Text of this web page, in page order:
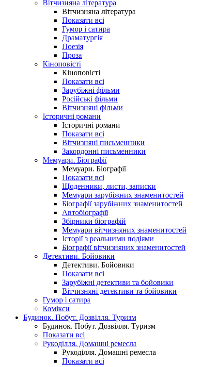
Вітчизняна література
Вітчизняна література
Показати всі
Гумор і сатира
Драматургія
Поезія
Проза
Кіноповісті
Кіноповісті
Показати всі
Зарубіжні фільми
Російські фільми
Вітчизняні фільми
Історичні романи
Історичні романи
Показати всі
Вітчизняні письменники
Закордонні письменники
Мемуари. Біографії
Мемуари. Біографії
Показати всі
Щоденники, листи, записки
Мемуари зарубіжних знаменитостей
Біографії зарубіжних знаменитостей
Автобіографії
Збірники біографій
Мемуари вітчизняних знаменитостей
Історії з реальними подіями
Біографії вітчизняних знаменитостей
Детективи. Бойовики
Детективи. Бойовики
Показати всі
Зарубіжні детективи та бойовики
Вітчизняні детективи та бойовики
Гумор і сатира
Комікси
Будинок. Побут. Дозвілля. Туризм
Будинок. Побут. Дозвілля. Туризм
Показати всі
Рукоділля. Домашні ремесла
Рукоділля. Домашні ремесла
Показати всі